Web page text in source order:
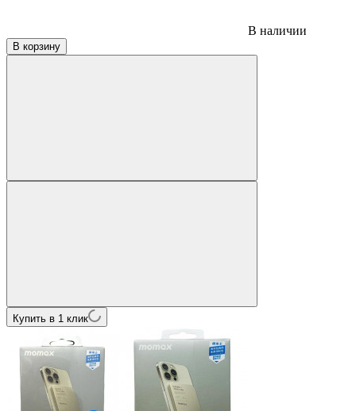
В наличии
В корзину
Купить в 1 клик